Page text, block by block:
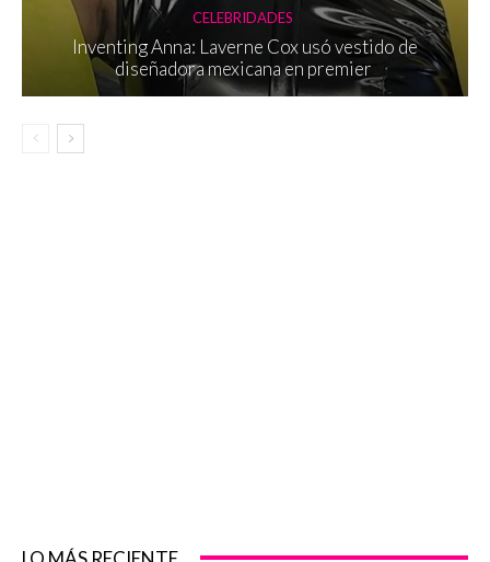
CELEBRIDADES
Inventing Anna: Laverne Cox usó vestido de
diseñadora mexicana en premier